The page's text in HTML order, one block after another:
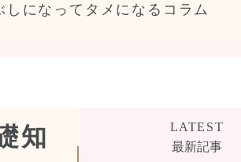
になってタメになるコラム
知
LATEST
最新記事